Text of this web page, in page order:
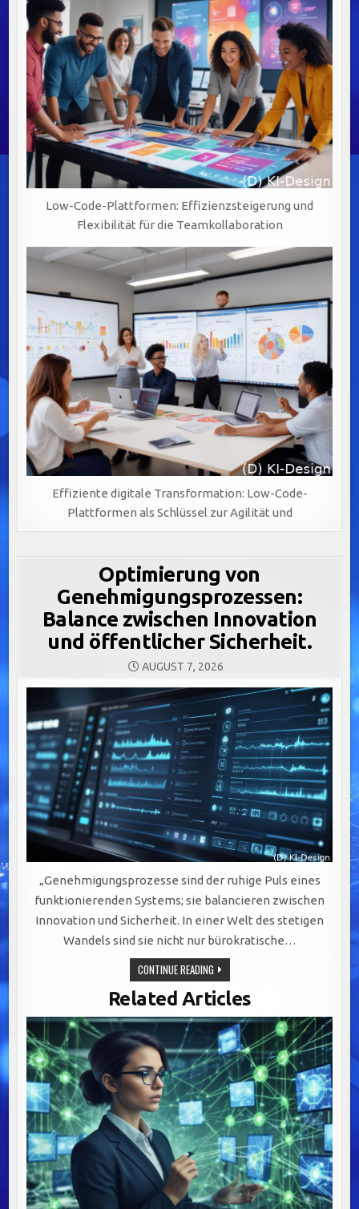
Low-Code-Plattformen: Effizienzsteigerung und
Flexibilität für die Teamkollaboration
Effiziente digitale Transformation: Low-Code-
Plattformen als Schlüssel zur Agilität und
Optimierung von
Genehmigungsprozessen:
Balance zwischen Innovation
und öffentlicher Sicherheit.
AUGUST 7, 2026
„Genehmigungsprozesse sind der ruhige Puls eines
funktionierenden Systems; sie balancieren zwischen
Innovation und Sicherheit. In einer Welt des stetigen
Wandels sind sie nicht nur bürokratische…
CONTINUE READINGOPTIMIERUNG
VON
GENEHMIGUNGSPROZESSEN:
BALANCE
ZWISCHEN
INNOVATION
UND
ÖFFENTLICHER
SICHERHEIT.
Related Articles